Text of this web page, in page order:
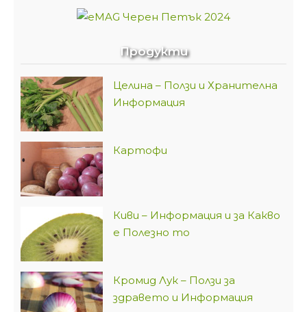
Продукти
Целина – Ползи и Хранителна
Информация
Картофи
Киви – Информация и за Какво
е Полезно то
Кромид Лук – Ползи за
здравето и Информация